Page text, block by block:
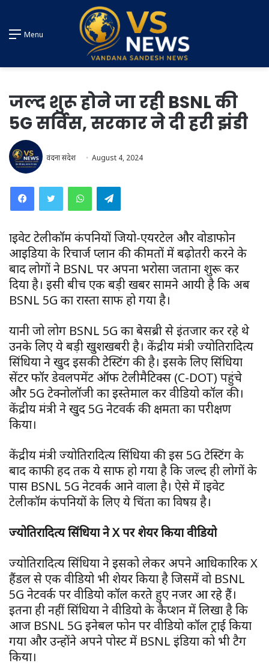
Menu
जल्द शुरू होने जा रही BSNL की
5G सर्विस, सरकार ने दी हरी झंडी
वंदना संदेश August 4, 2024
WhatsAppTelegram
प्राइवेट टेलीकॉम कंपनियों जियो-एयरटेल और वोडाफोन
आइडिया के रिचार्ज प्लान की कीमतों में बढ़ोतरी करने के
बाद लोगों ने BSNL पर अपना भरोसा जताना शुरू कर
दिया है। इसी बीच एक बड़ी खबर सामने आयी है कि अब
BSNL 5G का रास्ता साफ हो गया है।
यानी जो लोग BSNL 5G का बेसब्री से इंतजार कर रहे थे
उनके लिए ये बड़ी खुशखबरी है। केंद्रीय मंत्री ज्योतिरादित्य
सिंधिया ने खुद इसकी टेस्टिंग की है। इसके लिए सिंधिया
सेंटर फॉर डेवलपमेंट ऑफ टेलीमैटिक्स (C-DOT) पहुंचे
और 5G टेक्नोलॉजी का इस्तेमाल कर वीडियो कॉल की।
केंद्रीय मंत्री ने खुद 5G नेटवर्क की क्षमता का परीक्षण
किया।
केंद्रीय मंत्री ज्योतिरादित्य सिंधिया की इस 5G टेस्टिंग के
बाद काफी हद तक ये साफ हो गया है कि जल्द ही लोगों के
पास BSNL 5G नेटवर्क आने वाला है। ऐसे में प्राइवेट
टेलीकॉम कंपनियों के लिए ये चिंता का विषय़ है।
ज्योतिरादित्य सिंधिया ने X पर शेयर किया वीडियो
ज्योतिरादित्य सिंधिया ने इसको लेकर अपने आधिकारिक X
हैंडल से एक वीडियो भी शेयर किया है जिसमें वो BSNL
5G नेटवर्क पर वीडियो कॉल करते हुए नजर आ रहे हैं।
इतना ही नहीं सिंधिया ने वीडियो के कैप्शन में लिखा है कि
आज BSNL 5G इनेबल फोन पर वीडियो कॉल ट्राई किया
गया और उन्होंने अपने पोस्ट में BSNL इंडिया को भी टैग
किया।